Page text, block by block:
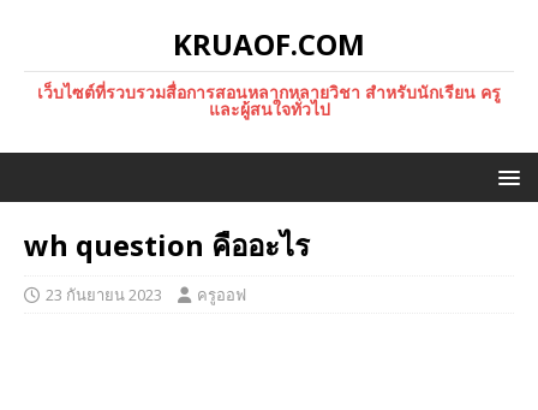
KRUAOF.COM
เว็บไซต์ที่รวบรวมสื่อการสอนหลากหลายวิชา สำหรับนักเรียน ครู
และผู้สนใจทั่วไป
wh question คืออะไร
23 กันยายน 2023 ครูออฟ